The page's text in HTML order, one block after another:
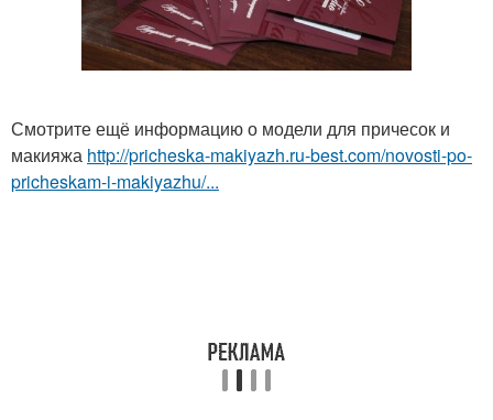
Смотрите ещё информацию о модели для причесок и
макияжа http://pricheska-makiyazh.ru-best.com/novosti-po-
pricheskam-i-makiyazhu/...